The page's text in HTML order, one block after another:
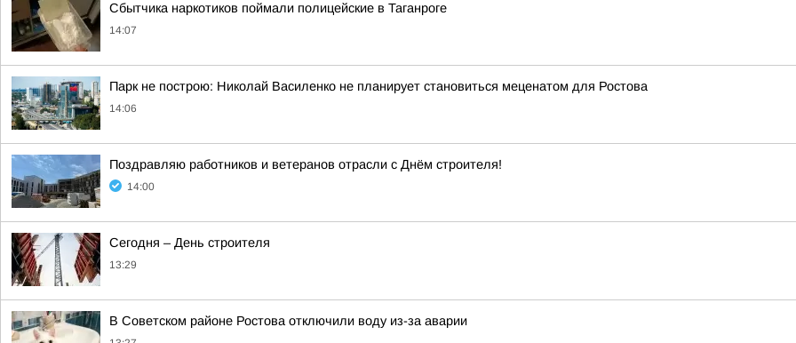
Сбытчика наркотиков поймали полицейские в Таганроге
14:07
Парк не построю: Николай Василенко не планирует становиться меценатом для Ростова
14:06
Поздравляю работников и ветеранов отрасли с Днём строителя!
14:00
Сегодня – День строителя
13:29
В Советском районе Ростова отключили воду из-за аварии